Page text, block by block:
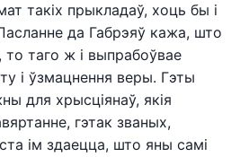
такіх прыкладаў, хоць бы і
да Габрэяў кажа, што
то таго ж і выпрабоўвае
і ўзмацнення веры. Гэты
для хрысціянаў, якія
гэтак званых,
ім здаецца, што яны самі